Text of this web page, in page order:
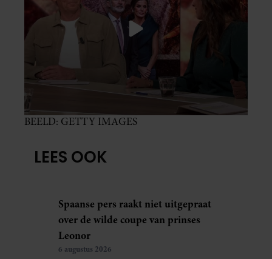
BEELD: GETTY IMAGES
LEES OOK
Spaanse pers raakt niet uitgepraat
over de wilde coupe van prinses
Leonor
6 augustus 2026